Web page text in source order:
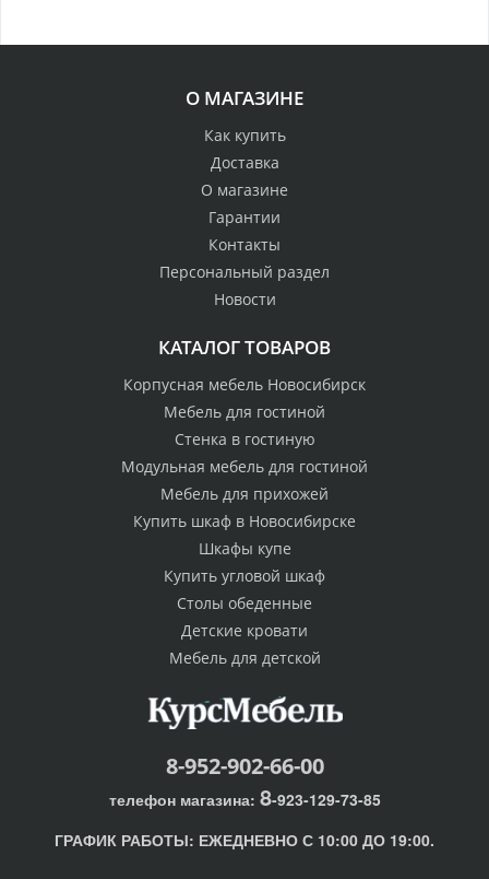
О МАГАЗИНЕ
Как купить
Доставка
О магазине
Гарантии
Контакты
Персональный раздел
Новости
КАТАЛОГ ТОВАРОВ
Корпусная мебель Новосибирск
Мебель для гостиной
Стенка в гостиную
Модульная мебель для гостиной
Мебель для прихожей
Купить шкаф в Новосибирске
Шкафы купе
Купить угловой шкаф
Столы обеденные
Детские кровати
Мебель для детской
8-952-902-66-00
телефон магазина: 8-923-129-73-85
ГРАФИК РАБОТЫ: ЕЖЕДНЕВНО С 10:00 ДО 19:00.